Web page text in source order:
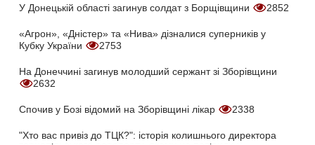
У Донецькій області загинув солдат з Борщівщини 2852
«Агрон», «Дністер» та «Нива» дізналися суперників у
Кубку України
2753
На Донеччині загинув молодший сержант зі Зборівщини
2632
Спочив у Бозі відомий на Зборівщині лікар 2338
"Хто вас привіз до ТЦК?": історія колишнього директора